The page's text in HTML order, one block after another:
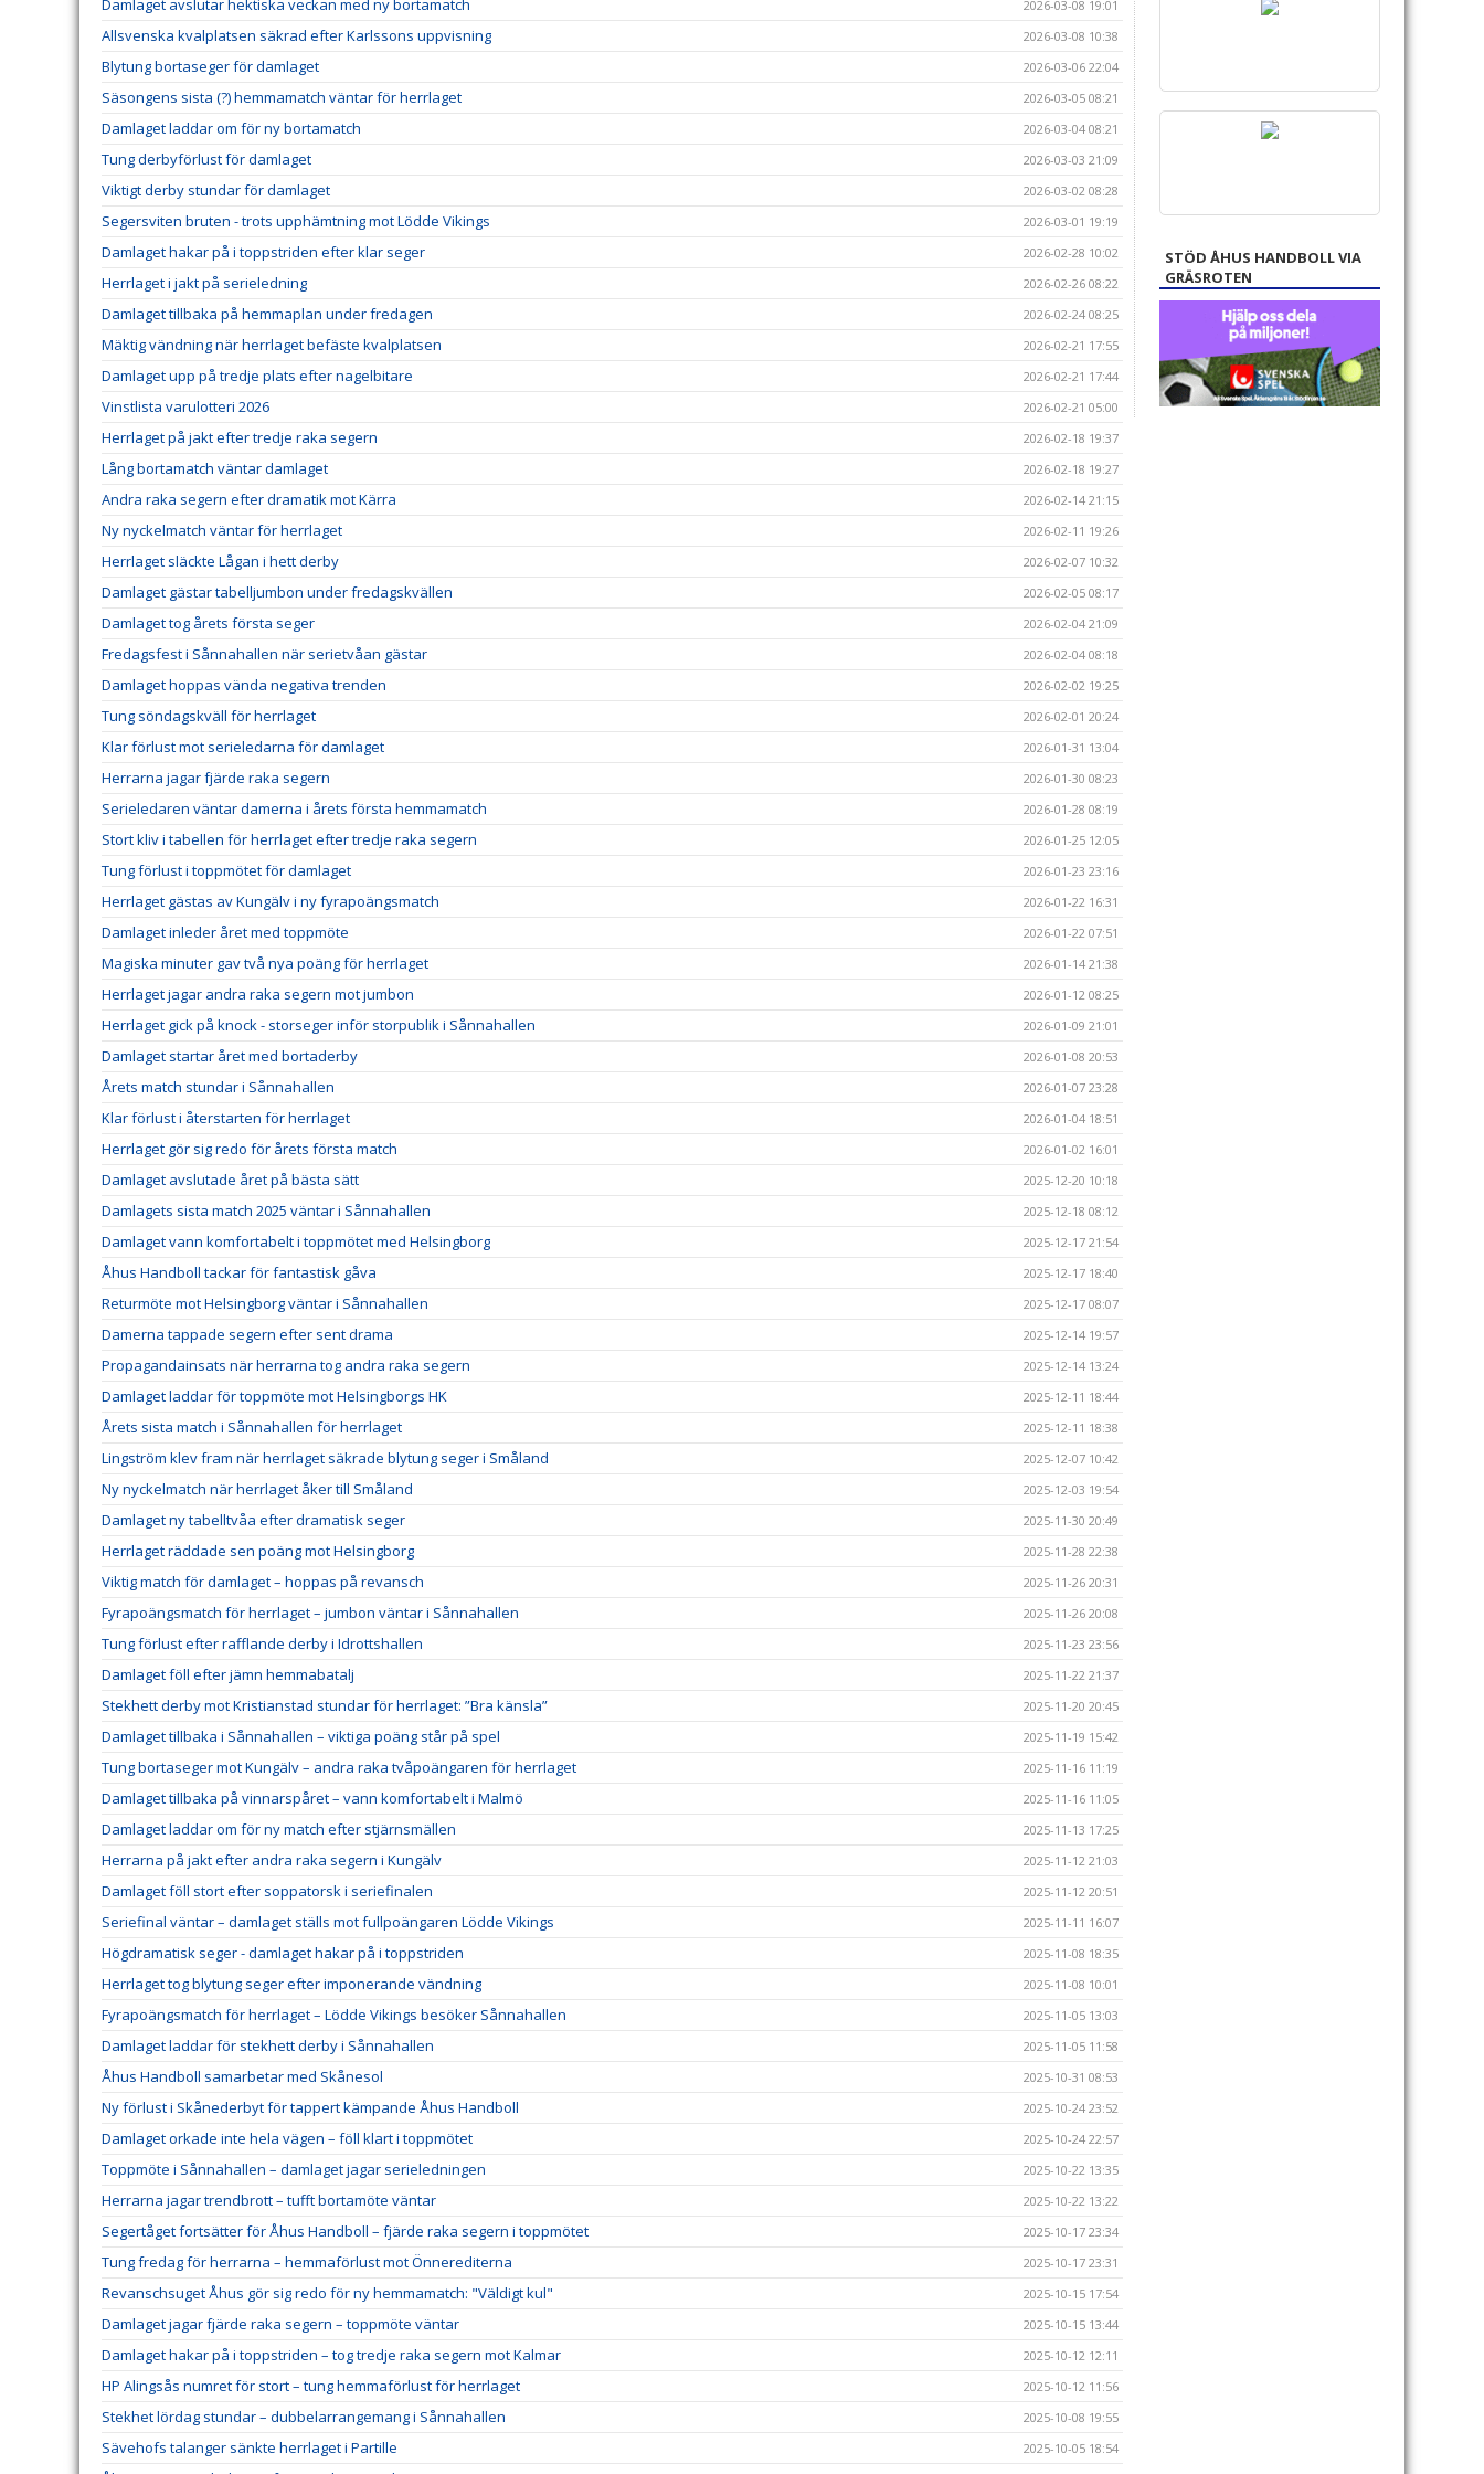
Damlaget avslutar hektiska veckan med ny bortamatch 2026-03-08 19:01
Allsvenska kvalplatsen säkrad efter Karlssons uppvisning 2026-03-08 10:38
Blytung bortaseger för damlaget 2026-03-06 22:04
Säsongens sista (?) hemmamatch väntar för herrlaget 2026-03-05 08:21
Damlaget laddar om för ny bortamatch 2026-03-04 08:21
Tung derbyförlust för damlaget 2026-03-03 21:09
Viktigt derby stundar för damlaget 2026-03-02 08:28
Segersviten bruten - trots upphämtning mot Lödde Vikings 2026-03-01 19:19
Damlaget hakar på i toppstriden efter klar seger 2026-02-28 10:02
Herrlaget i jakt på serieledning 2026-02-26 08:22
Damlaget tillbaka på hemmaplan under fredagen 2026-02-24 08:25
Mäktig vändning när herrlaget befäste kvalplatsen 2026-02-21 17:55
Damlaget upp på tredje plats efter nagelbitare 2026-02-21 17:44
Vinstlista varulotteri 2026 2026-02-21 05:00
Herrlaget på jakt efter tredje raka segern 2026-02-18 19:37
Lång bortamatch väntar damlaget 2026-02-18 19:27
Andra raka segern efter dramatik mot Kärra 2026-02-14 21:15
Ny nyckelmatch väntar för herrlaget 2026-02-11 19:26
Herrlaget släckte Lågan i hett derby 2026-02-07 10:32
Damlaget gästar tabelljumbon under fredagskvällen 2026-02-05 08:17
Damlaget tog årets första seger 2026-02-04 21:09
Fredagsfest i Sånnahallen när serietvåan gästar 2026-02-04 08:18
Damlaget hoppas vända negativa trenden 2026-02-02 19:25
Tung söndagskväll för herrlaget 2026-02-01 20:24
Klar förlust mot serieledarna för damlaget 2026-01-31 13:04
Herrarna jagar fjärde raka segern 2026-01-30 08:23
Serieledaren väntar damerna i årets första hemmamatch 2026-01-28 08:19
Stort kliv i tabellen för herrlaget efter tredje raka segern 2026-01-25 12:05
Tung förlust i toppmötet för damlaget 2026-01-23 23:16
Herrlaget gästas av Kungälv i ny fyrapoängsmatch 2026-01-22 16:31
Damlaget inleder året med toppmöte 2026-01-22 07:51
Magiska minuter gav två nya poäng för herrlaget 2026-01-14 21:38
Herrlaget jagar andra raka segern mot jumbon 2026-01-12 08:25
Herrlaget gick på knock - storseger inför storpublik i Sånnahallen 2026-01-09 21:01
Damlaget startar året med bortaderby 2026-01-08 20:53
Årets match stundar i Sånnahallen 2026-01-07 23:28
Klar förlust i återstarten för herrlaget 2026-01-04 18:51
Herrlaget gör sig redo för årets första match 2026-01-02 16:01
Damlaget avslutade året på bästa sätt 2025-12-20 10:18
Damlagets sista match 2025 väntar i Sånnahallen 2025-12-18 08:12
Damlaget vann komfortabelt i toppmötet med Helsingborg 2025-12-17 21:54
Åhus Handboll tackar för fantastisk gåva 2025-12-17 18:40
Returmöte mot Helsingborg väntar i Sånnahallen 2025-12-17 08:07
Damerna tappade segern efter sent drama 2025-12-14 19:57
Propagandainsats när herrarna tog andra raka segern 2025-12-14 13:24
Damlaget laddar för toppmöte mot Helsingborgs HK 2025-12-11 18:44
Årets sista match i Sånnahallen för herrlaget 2025-12-11 18:38
Lingström klev fram när herrlaget säkrade blytung seger i Småland 2025-12-07 10:42
Ny nyckelmatch när herrlaget åker till Småland 2025-12-03 19:54
Damlaget ny tabelltvåa efter dramatisk seger 2025-11-30 20:49
Herrlaget räddade sen poäng mot Helsingborg 2025-11-28 22:38
Viktig match för damlaget – hoppas på revansch 2025-11-26 20:31
Fyrapoängsmatch för herrlaget – jumbon väntar i Sånnahallen 2025-11-26 20:08
Tung förlust efter rafflande derby i Idrottshallen 2025-11-23 23:56
Damlaget föll efter jämn hemmabatalj 2025-11-22 21:37
Stekhett derby mot Kristianstad stundar för herrlaget: ”Bra känsla” 2025-11-20 20:45
Damlaget tillbaka i Sånnahallen – viktiga poäng står på spel 2025-11-19 15:42
Tung bortaseger mot Kungälv – andra raka tvåpoängaren för herrlaget 2025-11-16 11:19
Damlaget tillbaka på vinnarspåret – vann komfortabelt i Malmö 2025-11-16 11:05
Damlaget laddar om för ny match efter stjärnsmällen 2025-11-13 17:25
Herrarna på jakt efter andra raka segern i Kungälv 2025-11-12 21:03
Damlaget föll stort efter soppatorsk i seriefinalen 2025-11-12 20:51
Seriefinal väntar – damlaget ställs mot fullpoängaren Lödde Vikings 2025-11-11 16:07
Högdramatisk seger - damlaget hakar på i toppstriden 2025-11-08 18:35
Herrlaget tog blytung seger efter imponerande vändning 2025-11-08 10:01
Fyrapoängsmatch för herrlaget – Lödde Vikings besöker Sånnahallen 2025-11-05 13:03
Damlaget laddar för stekhett derby i Sånnahallen 2025-11-05 11:58
Åhus Handboll samarbetar med Skånesol 2025-10-31 08:53
Ny förlust i Skånederbyt för tappert kämpande Åhus Handboll 2025-10-24 23:52
Damlaget orkade inte hela vägen – föll klart i toppmötet 2025-10-24 22:57
Toppmöte i Sånnahallen – damlaget jagar serieledningen 2025-10-22 13:35
Herrarna jagar trendbrott – tufft bortamöte väntar 2025-10-22 13:22
Segertåget fortsätter för Åhus Handboll – fjärde raka segern i toppmötet 2025-10-17 23:34
Tung fredag för herrarna – hemmaförlust mot Önnerediterna 2025-10-17 23:31
Revanschsuget Åhus gör sig redo för ny hemmamatch: "Väldigt kul" 2025-10-15 17:54
Damlaget jagar fjärde raka segern – toppmöte väntar 2025-10-15 13:44
Damlaget hakar på i toppstriden – tog tredje raka segern mot Kalmar 2025-10-12 12:11
HP Alingsås numret för stort – tung hemmaförlust för herrlaget 2025-10-12 11:56
Stekhet lördag stundar – dubbelarrangemang i Sånnahallen 2025-10-08 19:55
Sävehofs talanger sänkte herrlaget i Partille 2025-10-05 18:54
STÖD ÅHUS HANDBOLL VIA
GRÄSROTEN